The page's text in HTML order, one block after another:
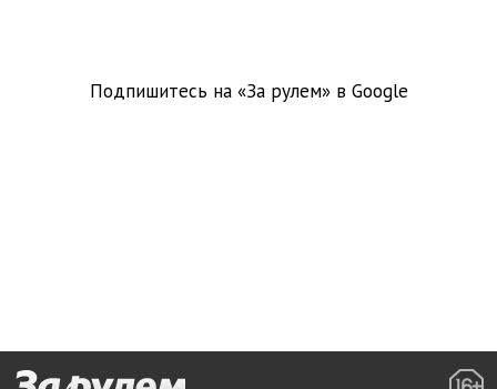
Подпишитесь на «За рулем» в Google